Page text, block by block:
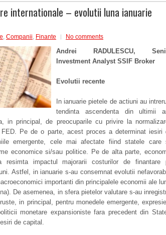
internationale – evolutii luna ianuarie
, Companii, Finante No comments
Andrei RADULESCU,
Investment Analyst SSIF Broker
Evolutii recente
In ianuarie pietele de actiuni au
tendinta ascendenta din ultimii
in principal, de preocuparile cu privire la
Pe de o parte, acest proces a determinat iesiri
emergente, cele mai afectate fiind statele care
economice si/sau politice. Pe de alta parte,
resimta impactul majorarii costurilor de finantare
Astfel, in ianuarie s-au consemnat evolutii
importanti din principalele economii ale
De asemenea, in sfera pietelor valutare s-au
in principal, pentru monedele emergente,
monetare expansioniste fara precedent din
de capital.